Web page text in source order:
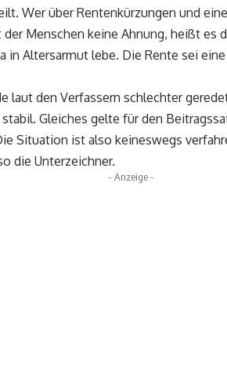
Wer über Rentenkürzungen und
Menschen keine Ahnung, heißt es
in Altersarmut lebe. Die Rente sei
laut den Verfassern schlechter
Gleiches gelte für den
Situation ist also keineswegs
die Unterzeichner.
- Anzeige -